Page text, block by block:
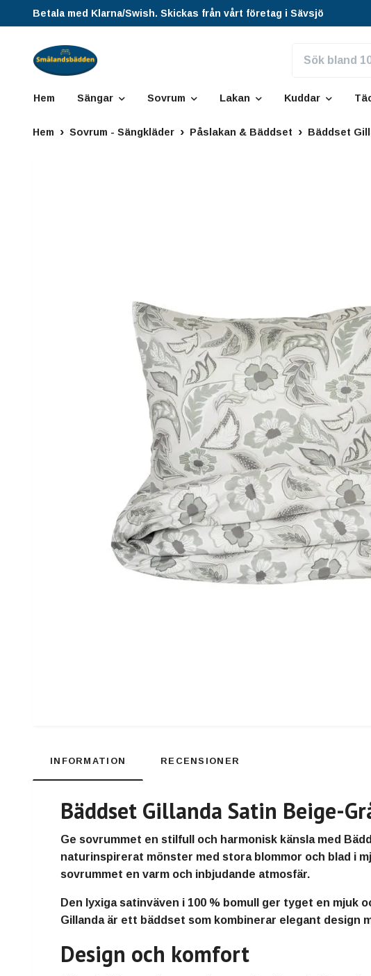
Betala med Klarna/Swish. Skickas från vårt företag i Sävsjö
Hem Sängar Sovrum Lakan Kuddar
Hem Sovrum - Sängkläder Påslakan & Bäddset Bäddset
INFORMATION RECENSIONER
Bäddset Gillanda Satin Beige-
Ge sovrummet en stilfull och harmonisk känsla med
naturinspirerat mönster med stora blommor och blad i
sovrummet en varm och inbjudande atmosfär.
Den lyxiga satinväven i 100 % bomull ger tyget en
Gillanda är ett bäddset som kombinerar elegant design
Design och komfort